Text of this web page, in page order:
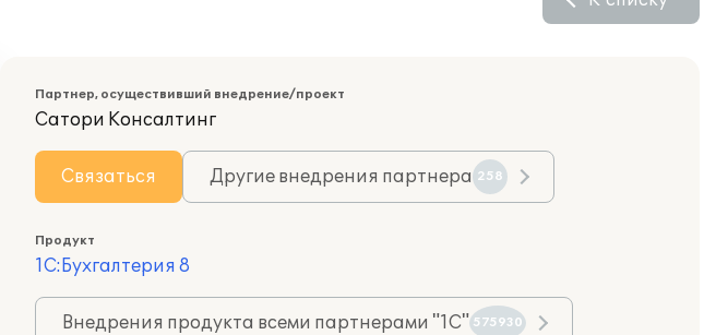
Партнер, осуществивший внедрение/проект
Сатори Консалтинг
Связаться Другие внедрения партнера 258
Продукт
1С:Бухгалтерия 8
Внедрения продукта всеми партнерами "1С" 575930